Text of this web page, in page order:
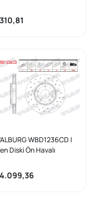
WBD1236CD |
Diski Ön Havalı
5 Bjn
Renault